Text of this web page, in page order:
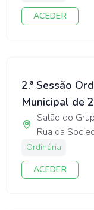
ACEDER
2.ª Sessão
Municipal de
Salão do
Rua da
Ordinária
ACEDER